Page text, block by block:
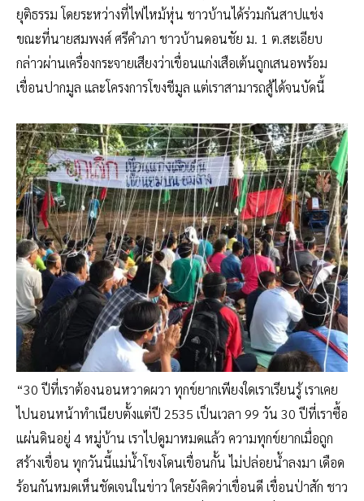
ยุติธรรม โดยระหว่างที่ไฟไหม้หุ่น ชาวบ้านได้ร่วมกันสาปแช่ง
ขณะที่นายสมพงศ์ ศรีคำภา ชาวบ้านดอนชัย ม. 1 ต.สะเอียบ
กล่าวผ่านเครื่องกระจายเสียงว่าเขื่อนแก่งเสือเต้นถูกเสนอพร้อม
เขื่อนปากมูล และโครงการโขงชีมูล แต่เราสามารถสู้ได้จนบัดนี้
“30 ปีที่เราต้องนอนหวาดผวา ทุกข์ยากเพียงใดเราเรียนรู้ เราเคย
ไปนอนหน้าทำเนียบตั้งแต่ปี 2535 เป็นเวลา 99 วัน 30 ปีที่เราซื้อ
แผ่นดินอยู่ 4 หมู่บ้าน เราไปดูมาหมดแล้ว ความทุกข์ยากเมื่อถูก
สร้างเขื่อน ทุกวันนี้แม่น้ำโขงโดนเขื่อนกั้น ไม่ปล่อยน้ำลงมา เดือด
ร้อนกันหมดเห็นชัดเจนในข่าว ใครยังคิดว่าเขื่อนดี เขื่อนป่าสัก ชาว